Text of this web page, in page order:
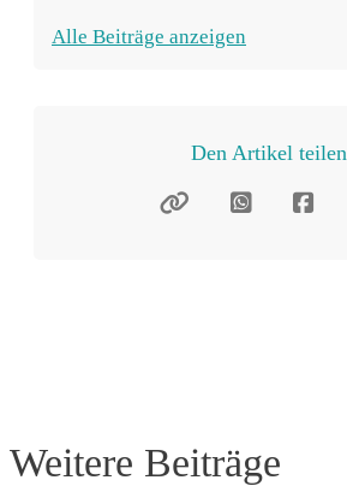
Alle Beiträge anzeigen
Den Artikel teilen
Weitere Beiträge